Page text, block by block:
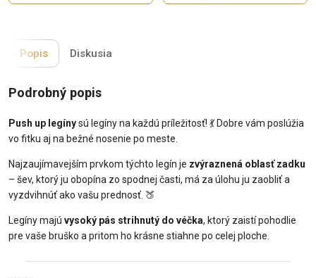
Popis Diskusia
Podrobný popis
Push up legínysú legíny na každú príležitosť! 💃 Dobre vám poslúžia
vo fitku aj na bežné nosenie po meste.
Najzaujímavejším prvkom týchto legín je zvýraznená oblasť zadku
– šev, ktorý ju obopína zo spodnej časti, má za úlohu ju zaobliť a
vyzdvihnúť ako vašu prednosť. 🍑
Legíny majú vysoký pás strihnutý do véčka, ktorý zaistí pohodlie
pre vaše bruško a pritom ho krásne stiahne po celej ploche.